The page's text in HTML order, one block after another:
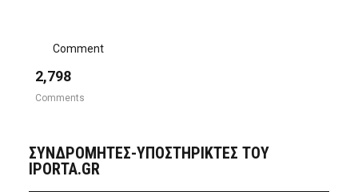
Comment
2,798
Comments
ΣΥΝΔΡΟΜΗΤΈΣ-ΥΠΟΣΤΗΡΙΚΤΈΣ ΤΟΥ
IPORTA.GR